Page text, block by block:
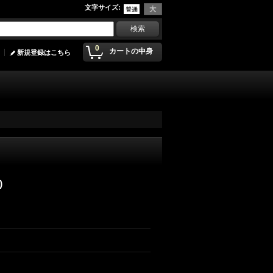
文字サイズ:
0 カートの中身
新規登録はこちら